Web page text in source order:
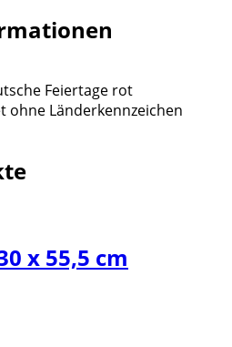
Feiertage rot
ohne Länderkennzeichen
x 55,5 cm